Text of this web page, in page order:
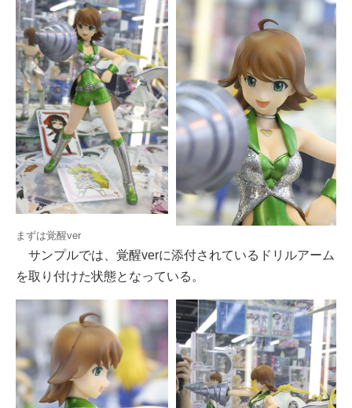
まずは覚醒ver
サンプルでは、覚醒verに添付されているドリルアーム
を取り付けた状態となっている。